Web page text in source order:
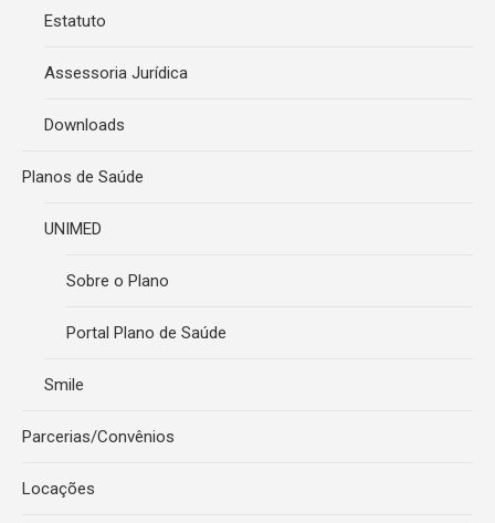
Estatuto
Assessoria Jurídica
Downloads
Planos de Saúde
UNIMED
Sobre o Plano
Portal Plano de Saúde
Smile
Parcerias/Convênios
Locações